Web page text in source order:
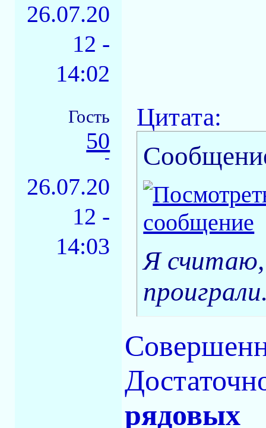
26.07.20
12 -
14:02
Гость
50
-
26.07.20
12 -
14:03
Цитата:
Я
рядовых